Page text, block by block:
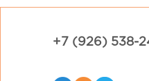
+7 (926) 538-